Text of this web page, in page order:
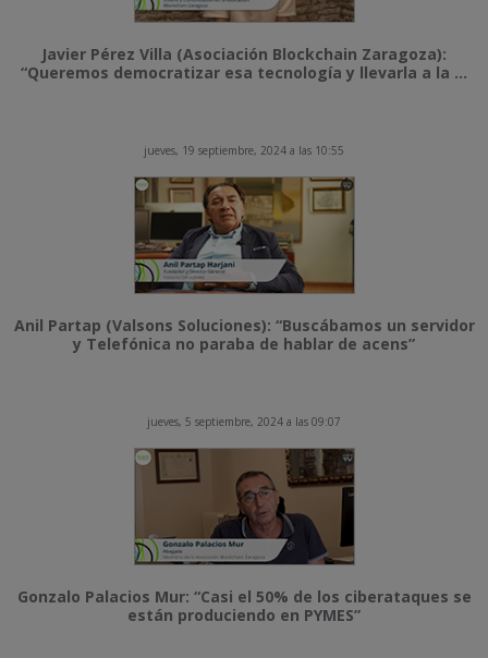
Javier Pérez Villa (Asociación Blockchain Zaragoza):
“Queremos democratizar esa tecnología y llevarla a la ...
jueves, 19 septiembre, 2024 a las 10:55
Anil Partap (Valsons Soluciones): “Buscábamos un servidor
y Telefónica no paraba de hablar de acens”
jueves, 5 septiembre, 2024 a las 09:07
Gonzalo Palacios Mur: “Casi el 50% de los ciberataques se
están produciendo en PYMES”